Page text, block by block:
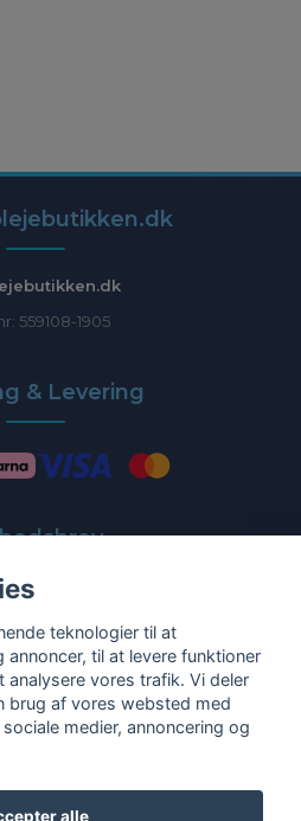
559108-1905
& Levering
direkte i din indbakke
teknologier til at
til at levere funktioner
analysere vores trafik. Vi deler
brug af vores websted med
medier, annoncering og
alle